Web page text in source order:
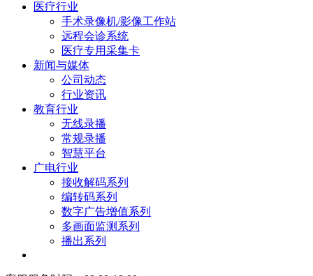
医疗行业
手术录像机/影像工作站
远程会诊系统
医疗专用采集卡
新闻与媒体
公司动态
行业资讯
教育行业
无线录播
常规录播
智慧平台
广电行业
接收解码系列
编转码系列
数字广告增值系列
多画面监测系列
播出系列